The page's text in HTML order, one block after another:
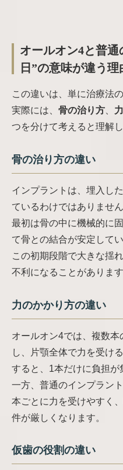
オールオン4と普
日”の意味が違う理
この違いは、単に治療法
実際には、 骨の治り方
つを分けて考えると理解
骨の治り方の違い
インプラントは、埋入し
ているわけではありません
最初は骨の中に機械的に
て骨との結合が安定してい
この初期段階で大きな揺
不利になることがあります
力のかかり方の違い
オールオン4では、複数
し、片顎全体で力を受け
すると、1本だけに負担が
一方、普通のインプラン
本ごとに力を受けやすく
件が厳しくなります。
仮歯の役割の違い